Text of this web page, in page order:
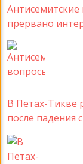
прервано
В Петах-Тикве
после падения